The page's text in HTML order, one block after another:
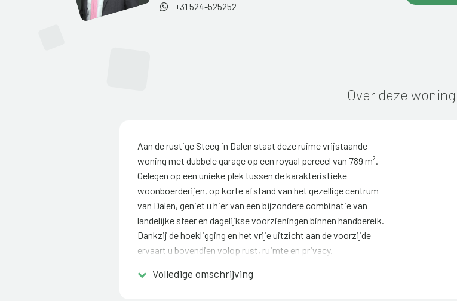
+31 524-525252
Over deze woning
Aan de rustige Steeg in Dalen staat deze ruime vrijstaande
woning met dubbele garage op een royaal perceel van 789 m².
Gelegen op een unieke plek tussen de karakteristieke
woonboerderijen, op korte afstand van het gezellige centrum
van Dalen, geniet u hier van een bijzondere combinatie van
landelijke sfeer en dagelijkse voorzieningen binnen handbereik.
Dankzij de hoekligging en het vrije uitzicht aan de voorzijde
ervaart u bovendien volop rust, ruimte en privacy.
Met een woonoppervlakte van circa 152 m² biedt deze woning
Volledige omschrijving